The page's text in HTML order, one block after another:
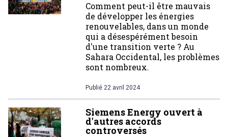
Comment peut-il être mauvais
de développer les énergies
renouvelables, dans un monde
qui a désespérément besoin
d'une transition verte ? Au
Sahara Occidental, les problèmes
sont nombreux.
Publié 22 avril 2024
Siemens Energy ouvert à
d'autres accords
controversés